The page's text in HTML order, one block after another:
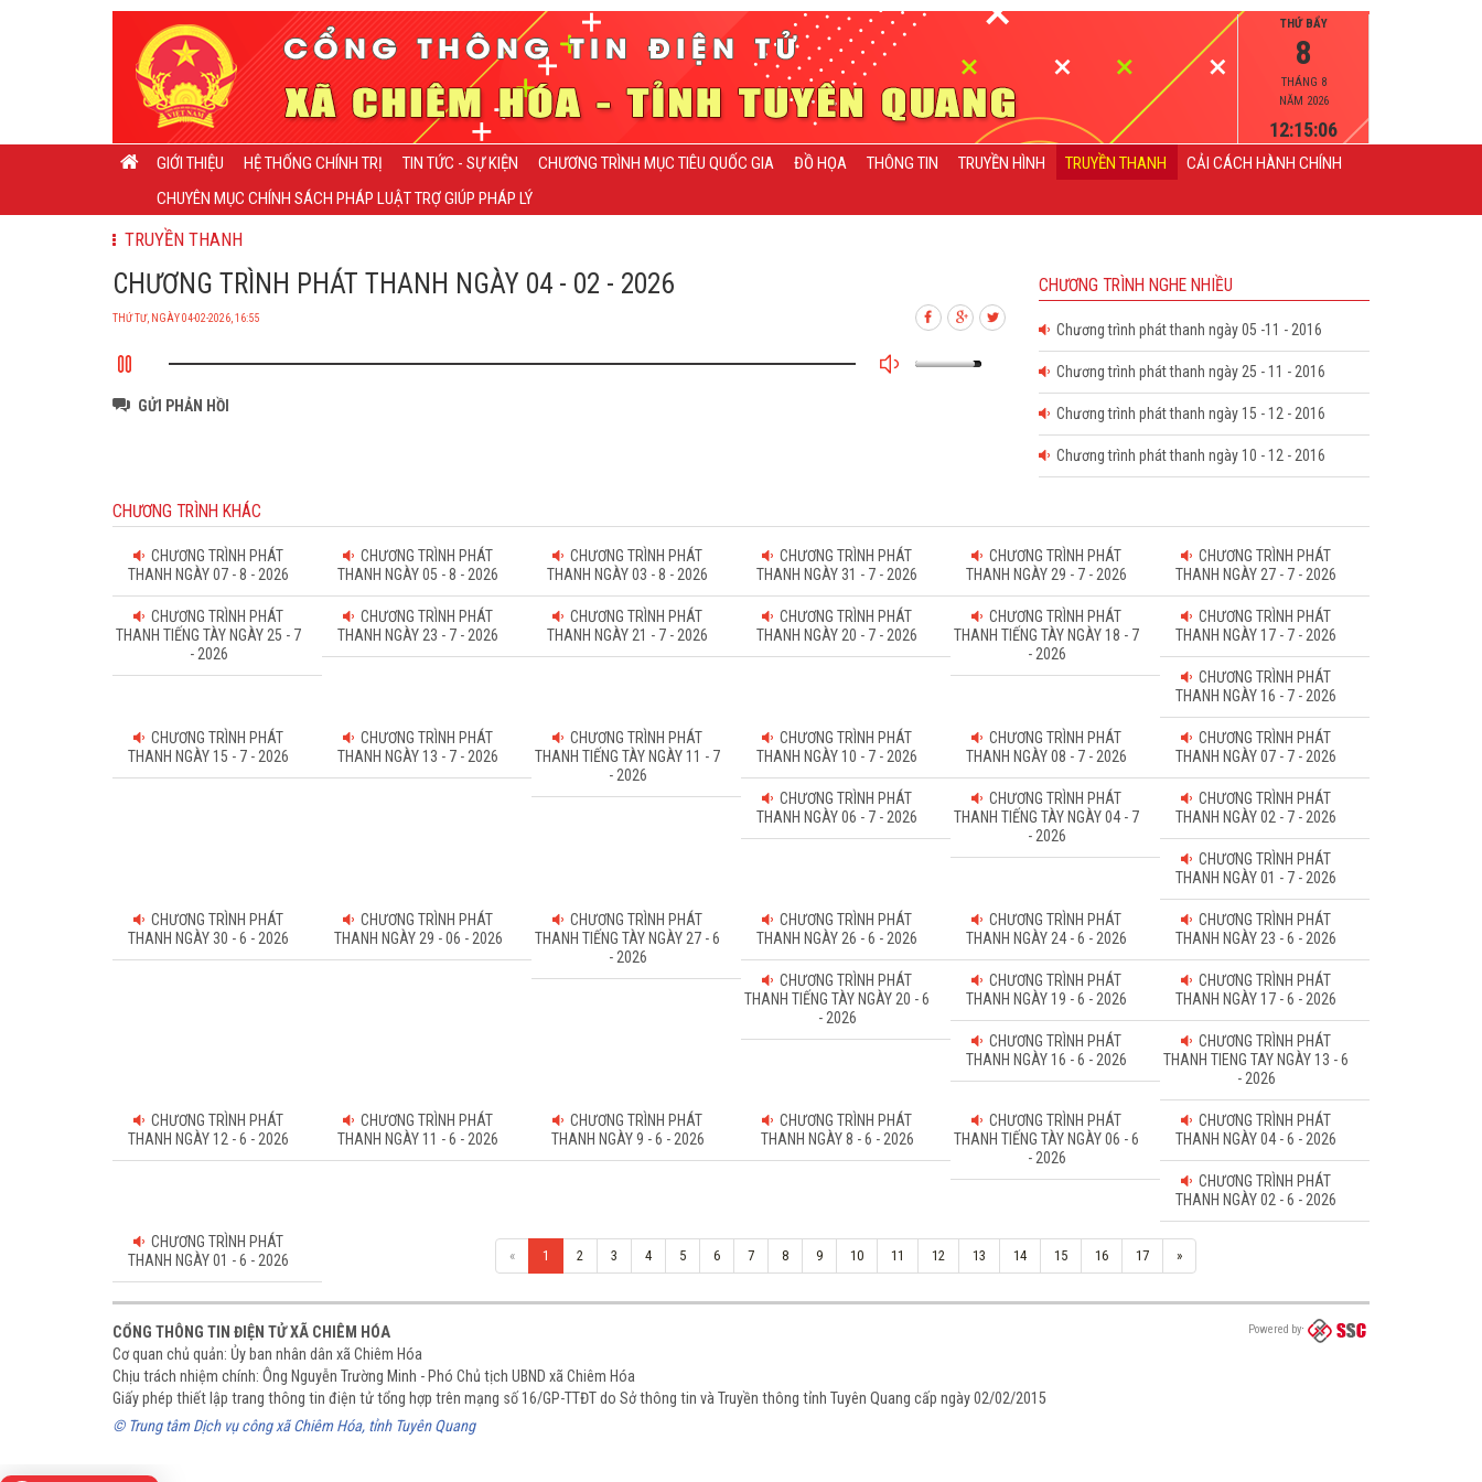
THỨ BẨY
8
THÁNG 8
NĂM 2026
12:15:06
GIỚI THIỆU HỆ THỐNG CHÍNH TRỊ TIN TỨC - SỰ KIỆN CHƯƠNG TRÌNH MỤC TIÊU QUỐC GIA ĐỒ HỌA THÔNG TIN TRUYỀN HÌNH TRUYỀN THANH
CẢI CÁCH HÀNH CHÍNH
CHUYÊN MỤC CHÍNH SÁCH PHÁP LUẬT TRỢ GIÚP PHÁP LÝ
TRUYỀN THANH
CHƯƠNG TRÌNH PHÁT THANH NGÀY 04 - 02 - 2026
THỨ TƯ, NGÀY 04-02-2026, 16:55
GỬI PHẢN HỒI
CHƯƠNG TRÌNH NGHE NHIỀU
Chương trình phát thanh ngày 05 -11 - 2016
Chương trình phát thanh ngày 25 - 11 - 2016
Chương trình phát thanh ngày 15 - 12 - 2016
Chương trình phát thanh ngày 10 - 12 - 2016
CHƯƠNG TRÌNH KHÁC
CHƯƠNG TRÌNH PHÁT
THANH NGÀY 07 - 8 - 2026
CHƯƠNG TRÌNH PHÁT
THANH NGÀY 05 - 8 - 2026
CHƯƠNG TRÌNH PHÁT
THANH NGÀY 03 - 8 - 2026
CHƯƠNG TRÌNH PHÁT
THANH NGÀY 31 - 7 - 2026
CHƯƠNG TRÌNH PHÁT
THANH NGÀY 29 - 7 - 2026
CHƯƠNG TRÌNH PHÁT
THANH NGÀY 27 - 7 - 2026
CHƯƠNG TRÌNH PHÁT
THANH TIẾNG TÀY NGÀY 25 - 7
- 2026
CHƯƠNG TRÌNH PHÁT
THANH NGÀY 23 - 7 - 2026
CHƯƠNG TRÌNH PHÁT
THANH NGÀY 21 - 7 - 2026
CHƯƠNG TRÌNH PHÁT
THANH NGÀY 20 - 7 - 2026
CHƯƠNG TRÌNH PHÁT
THANH TIẾNG TÀY NGÀY 18 - 7
- 2026
CHƯƠNG TRÌNH PHÁT
THANH NGÀY 17 - 7 - 2026
CHƯƠNG TRÌNH PHÁT
THANH NGÀY 16 - 7 - 2026
CHƯƠNG TRÌNH PHÁT
THANH NGÀY 15 - 7 - 2026
CHƯƠNG TRÌNH PHÁT
THANH NGÀY 13 - 7 - 2026
CHƯƠNG TRÌNH PHÁT
THANH TIẾNG TÀY NGÀY 11 - 7
- 2026
CHƯƠNG TRÌNH PHÁT
THANH NGÀY 10 - 7 - 2026
CHƯƠNG TRÌNH PHÁT
THANH NGÀY 08 - 7 - 2026
CHƯƠNG TRÌNH PHÁT
THANH NGÀY 07 - 7 - 2026
CHƯƠNG TRÌNH PHÁT
THANH NGÀY 06 - 7 - 2026
CHƯƠNG TRÌNH PHÁT
THANH TIẾNG TÀY NGÀY 04 - 7
- 2026
CHƯƠNG TRÌNH PHÁT
THANH NGÀY 02 - 7 - 2026
CHƯƠNG TRÌNH PHÁT
THANH NGÀY 01 - 7 - 2026
CHƯƠNG TRÌNH PHÁT
THANH NGÀY 30 - 6 - 2026
CHƯƠNG TRÌNH PHÁT
THANH NGÀY 29 - 06 - 2026
CHƯƠNG TRÌNH PHÁT
THANH TIẾNG TÀY NGÀY 27 - 6
- 2026
CHƯƠNG TRÌNH PHÁT
THANH NGÀY 26 - 6 - 2026
CHƯƠNG TRÌNH PHÁT
THANH NGÀY 24 - 6 - 2026
CHƯƠNG TRÌNH PHÁT
THANH NGÀY 23 - 6 - 2026
CHƯƠNG TRÌNH PHÁT
THANH TIẾNG TÀY NGÀY 20 - 6
- 2026
CHƯƠNG TRÌNH PHÁT
THANH NGÀY 19 - 6 - 2026
CHƯƠNG TRÌNH PHÁT
THANH NGÀY 17 - 6 - 2026
CHƯƠNG TRÌNH PHÁT
THANH NGÀY 16 - 6 - 2026
CHƯƠNG TRÌNH PHÁT
THANH TIENG TAY NGÀY 13 - 6
- 2026
CHƯƠNG TRÌNH PHÁT
THANH NGÀY 12 - 6 - 2026
CHƯƠNG TRÌNH PHÁT
THANH NGÀY 11 - 6 - 2026
CHƯƠNG TRÌNH PHÁT
THANH NGÀY 9 - 6 - 2026
CHƯƠNG TRÌNH PHÁT
THANH NGÀY 8 - 6 - 2026
CHƯƠNG TRÌNH PHÁT
THANH TIẾNG TÀY NGÀY 06 - 6
- 2026
CHƯƠNG TRÌNH PHÁT
THANH NGÀY 04 - 6 - 2026
CHƯƠNG TRÌNH PHÁT
THANH NGÀY 02 - 6 - 2026
CHƯƠNG TRÌNH PHÁT
THANH NGÀY 01 - 6 - 2026
« 1 2 3 4 5 6 7 8 9 10 11 12 13 14 15 16 17 »
Powered by
CỔNG THÔNG TIN ĐIỆN TỬ XÃ CHIÊM HÓA
Cơ quan chủ quản: Ủy ban nhân dân xã Chiêm Hóa
Chịu trách nhiệm chính: Ông Nguyễn Trường Minh - Phó Chủ tịch UBND xã Chiêm Hóa
Giấy phép thiết lập trang thông tin điện tử tổng hợp trên mạng số 16/GP-TTĐT do Sở thông tin và Truyền thông tỉnh Tuyên Quang cấp ngày 02/02/2015
© Trung tâm Dịch vụ công xã Chiêm Hóa, tỉnh Tuyên Quang